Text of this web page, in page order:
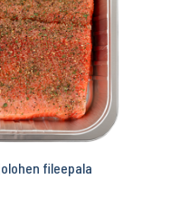
fileepala